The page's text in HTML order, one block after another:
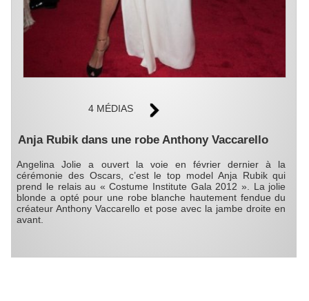
4 MÉDIAS
Anja Rubik dans une robe Anthony Vaccarello
Angelina Jolie a ouvert la voie en février dernier à la
cérémonie des Oscars, c’est le top model Anja Rubik qui
prend le relais au « Costume Institute Gala 2012 ». La jolie
blonde a opté pour une robe blanche hautement fendue du
créateur Anthony Vaccarello et pose avec la jambe droite en
avant.